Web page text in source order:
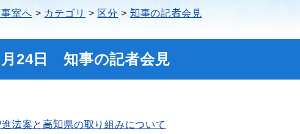
室へ カテゴリ 区分 知事の記者会見
月24日 知事の記者会見
法案と高知県の取り組みについて